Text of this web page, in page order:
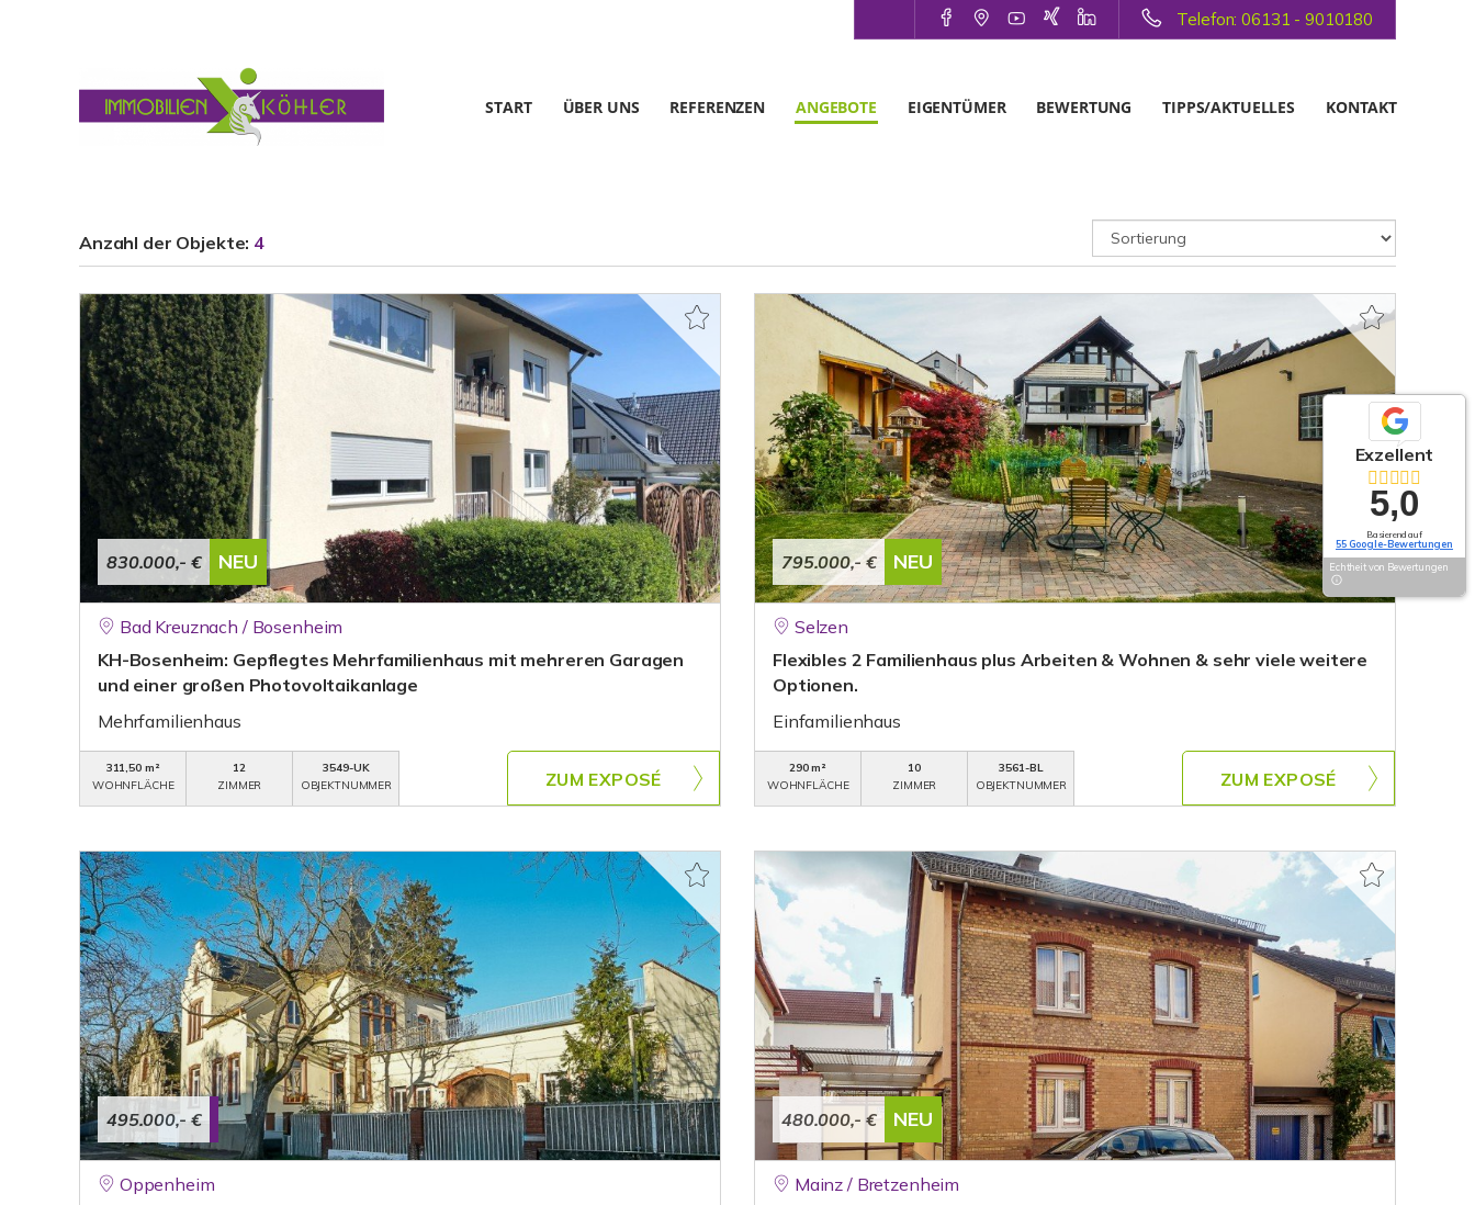
Telefon: 06131 - 9010180
START ÜBER UNS REFERENZEN ANGEBOTE EIGENTÜMER BEWERTUNG TIPPS/AKTUELLES KONTAKT
Anzahl der Objekte: 4
830.000,- € NEU
Bad Kreuznach / Bosenheim
KH-Bosenheim: Gepflegtes Mehrfamilienhaus mit mehreren Garagen
und einer großen Photovoltaikanlage
Mehrfamilienhaus
311,50 m²
WOHNFLÄCHE
12
ZIMMER
3549-UK
OBJEKTNUMMER
ZUM EXPOSÉ
795.000,- € NEU
Selzen
Flexibles 2 Familienhaus plus Arbeiten & Wohnen & sehr viele weitere
Optionen.
Einfamilienhaus
290 m²
WOHNFLÄCHE
10
ZIMMER
3561-BL
OBJEKTNUMMER
ZUM EXPOSÉ
495.000,- €
Oppenheim
480.000,- € NEU
Mainz / Bretzenheim
Exzellent
5,0
Basierend auf
55 Google-Bewertungen
Echtheit von Bewertungen